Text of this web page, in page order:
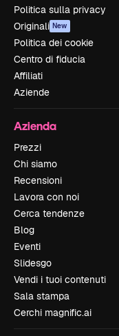
Politica sulla privacy
Originali New
Politica dei cookie
Centro di fiducia
Affiliati
Aziende
Azienda
Prezzi
Chi siamo
Recensioni
Lavora con noi
Cerca tendenze
Blog
Eventi
Slidesgo
Vendi i tuoi contenuti
Sala stampa
Cerchi magnific.ai